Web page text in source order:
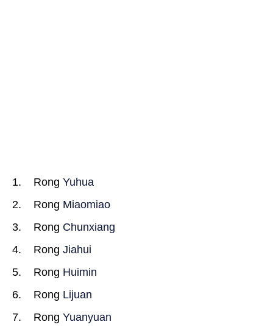
Rong Yuhua
Rong Miaomiao
Rong Chunxiang
Rong Jiahui
Rong Huimin
Rong Lijuan
Rong Yuanyuan